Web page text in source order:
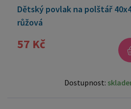
Dětský povlak na polštář
růžová
57 Kč
Dostupnost: